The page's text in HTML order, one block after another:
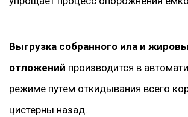
Выгрузка собранного ила и
отложений производится в
режиме путем откидывания всего
цистерны назад.